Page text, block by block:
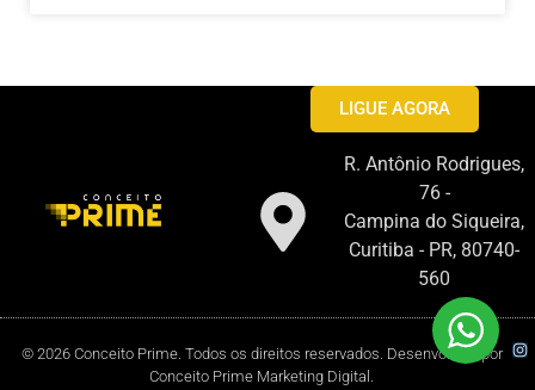
LIGUE AGORA
R. Antônio Rodrigues,
76 -
Campina do Siqueira,
Curitiba - PR, 80740-
560
© 2026 Conceito Prime. Todos os direitos reservados. Desenvolvido por
Conceito Prime Marketing Digital.